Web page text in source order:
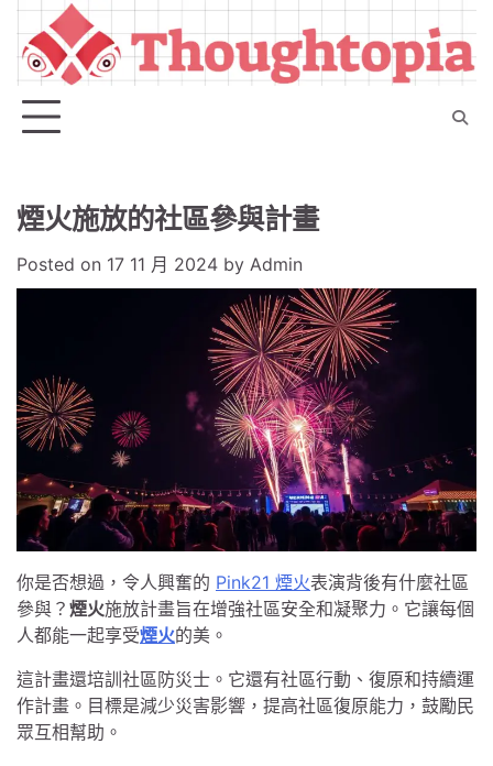
Skip
content
煙火施放的社區參與計畫
Posted on 17 11 月 2024 by Admin
你是否想過，令人興奮的 Pink21 煙火表演背後有什麼社區
參與？ 煙火施放計畫旨在增強社區安全和凝聚力。它讓每個
人都能一起享受煙火的美。
這計畫還培訓社區防災士。它還有社區行動、復原和持續運
作計畫。目標是減少災害影響，提高社區復原能力，鼓勵民
眾互相幫助。